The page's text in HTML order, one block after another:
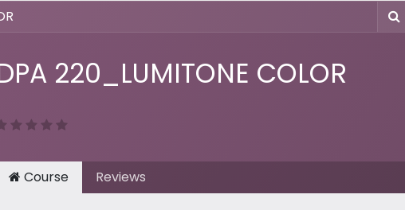
220_LUMITONE COLOR
Course Reviews